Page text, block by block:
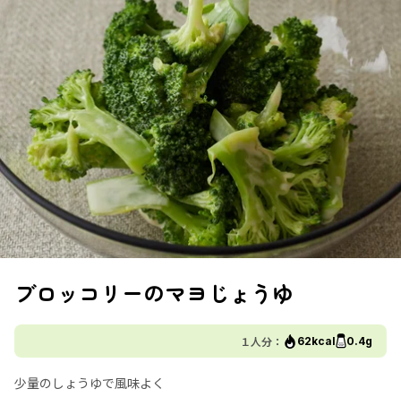
ブロッコリーのマヨじょうゆ
１人分： 62kcal 0.4g
少量のしょうゆで風味よく